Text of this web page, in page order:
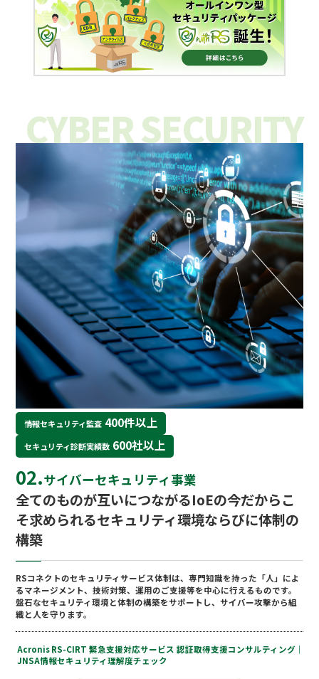
CYBER SECURITY
情報セキュリティ監査 400件以上
セキュリティ診断実績数 600社以上
02.サイバーセキュリティ事業
全てのものが互いにつながるIoEの今だからこ
そ求められるセキュリティ環境ならびに体制の
構築
RSコネクトのセキュリティサービス体制は、専門知識を持った「人」によ
るマネージメント、技術対策、運用のご支援等を中心に行えるものです。
盤⽯なセキュリティ環境と体制の構築をサポートし、サイバー攻撃から組
織と⼈を守ります。
Acronis RS-CIRT 緊急支援対応サービス 認証取得⽀援コンサルティング
JNSA情報セキュリティ理解度チェック